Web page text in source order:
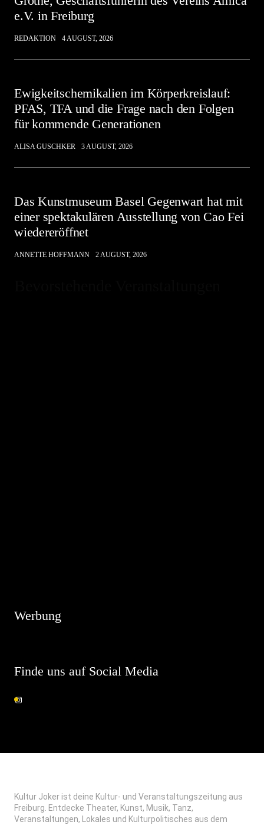
e.V. in Freiburg
REDAKTION 4 AUGUST, 2026
Ewigkeitschemikalien im Körperkreislauf:
PFAS, TFA und die Frage nach den Folgen
für kommende Generationen
ALISA GUSCHKER 3 AUGUST, 2026
Das Kunstmuseum Basel Gegenwart hat mit
einer spektakulären Ausstellung von Cao Fei
wiedereröffnet
ANNETTE HOFFMANN 2 AUGUST, 2026
Werbung
Finde uns auf Social Media
Kultur Joker ist deine Kultur- und Veranstaltungszeitung aus
Freiburg. Entdecke Theater, Kunst, Musik, Tanz,
Veranstaltungen, Lokales und Kulturpolitisches aus dem